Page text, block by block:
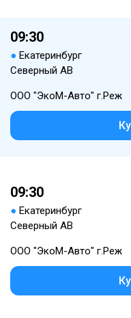
09:30
● Екатеринбург
Северный АВ
ООО "ЭкоМ-Авто" г.Реж
09:30
● Екатеринбург
Северный АВ
ООО "ЭкоМ-Авто" г.Реж